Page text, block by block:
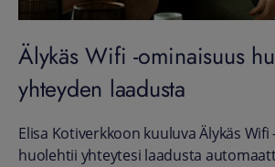
Älykäs Wifi -ominaisuus
yhteyden laadusta
Elisa Kotiverkkoon kuuluva Älykäs
huolehtii yhteytesi laadusta